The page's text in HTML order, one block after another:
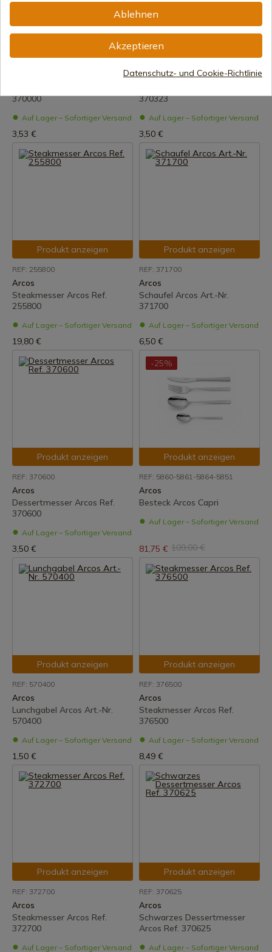
370000
Auf Lager – Sofortiger Versand
3,53 €
Arcos
370323
Auf Lager – Sofortiger Versand
3,50 €
Produkt anzeigen
REF: 255800
Arcos
Steakmesser Arcos Ref.
255800
Auf Lager – Sofortiger Versand
19,80 €
Produkt anzeigen
REF: 371700
Arcos
Schaufel Arcos Art.-Nr.
371700
Auf Lager – Sofortiger Versand
6,50 €
Produkt anzeigen
REF: 370600
Arcos
Dessertmesser Arcos Ref.
370600
Auf Lager – Sofortiger Versand
3,50 €
-25%
Produkt anzeigen
REF: 5860-5861-5864-5851
Arcos
Besteck Arcos Capri
Auf Lager – Sofortiger Versand
81,75 € 109,00 €
Produkt anzeigen
REF: 570400
Arcos
Lunchgabel Arcos Art.-Nr.
570400
Auf Lager – Sofortiger Versand
1,50 €
Produkt anzeigen
REF: 376500
Arcos
Steakmesser Arcos Ref.
376500
Auf Lager – Sofortiger Versand
8,49 €
Produkt anzeigen
REF: 372700
Arcos
Steakmesser Arcos Ref.
372700
Auf Lager – Sofortiger Versand
Produkt anzeigen
REF: 370625
Arcos
Schwarzes Dessertmesser
Arcos Ref. 370625
Auf Lager – Sofortiger Versand
Ablehnen
Akzeptieren
Datenschutz- und Cookie-Richtlinie